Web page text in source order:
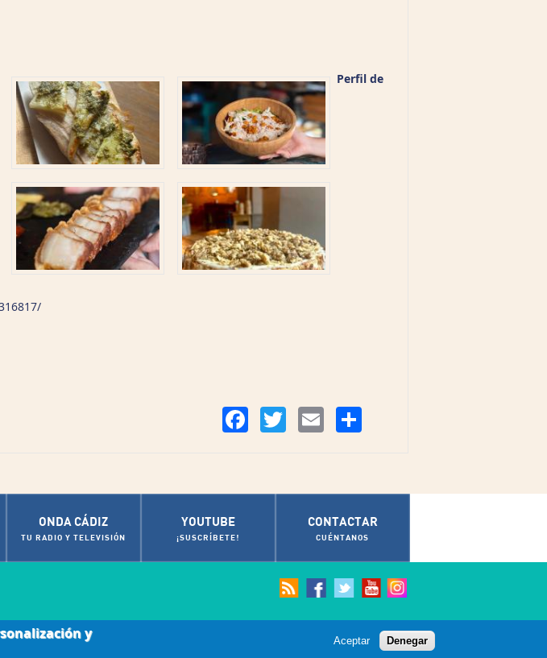
Perfil de
FacebookTwitter Email
ONDA CÁDIZ
TU RADIO Y TELEVISIÓN
YOUTUBE
¡SUSCRÍBETE!
CONTACTAR
CUÉNTANOS
© Ayuntamiento de Cádiz 2012
y
Aceptar Denegar